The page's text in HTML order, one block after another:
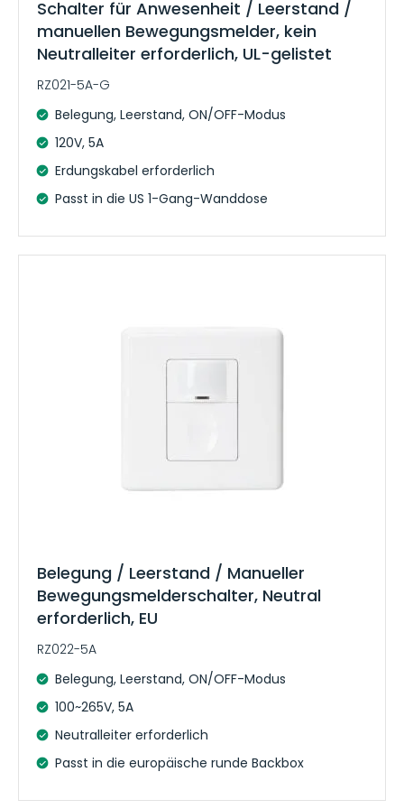
Schalter für Anwesenheit / Leerstand /
manuellen Bewegungsmelder, kein
Neutralleiter erforderlich, UL-gelistet
RZ021-5A-G
Belegung, Leerstand, ON/OFF-Modus
120V, 5A
Erdungskabel erforderlich
Passt in die US 1-Gang-Wanddose
Belegung / Leerstand / Manueller
Bewegungsmelderschalter, Neutral
erforderlich, EU
RZ022-5A
Belegung, Leerstand, ON/OFF-Modus
100~265V, 5A
Neutralleiter erforderlich
Passt in die europäische runde Backbox